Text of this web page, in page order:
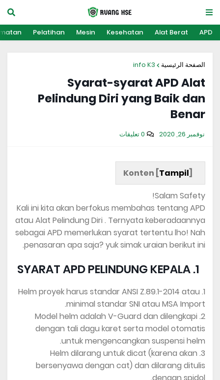
APD
Alat Berat
Kesehatan
Mesin
Pelatihan
الصفحة الرئيسية info K3
Syarat-syarat APD Alat
Pelindung Diri yang Baik dan
Benar
نوفمبر 26, 2020 0 تعليقات
Konten [Tampil]
Salam Safety!
Kali ini kita akan berfokus membahas tentang APD
atau Alat Pelindung Diri . Ternyata keberadaannya
sebagai APD memerlukan syarat tertentu lho! Nah
penasaran apa saja? yuk simak uraian berikut ini.
1. SYARAT APD PELINDUNG KEPALA
1. Helm proyek harus standar ANSI Z.89.1-2014 atau
minimal standar SNI atau MSA Import.
2. Model helm adalah V-Guard dan dilengkapi
dengan tali dagu karet serta model otomatis
untuk mengencangkan suspensi helm.
3. Helm dilarang untuk dicat (karena akan
bersenyawa dengan cat) dan dilarang ditulis